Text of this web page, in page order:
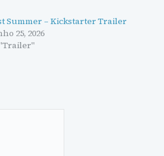
Summer – Kickstarter Trailer
25, 2026